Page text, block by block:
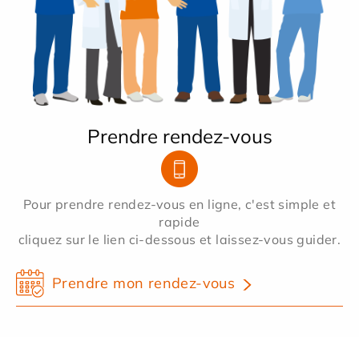
Prendre rendez-vous
Pour prendre rendez-vous en ligne, c'est simple et
rapide
cliquez sur le lien ci-dessous et laissez-vous guider.
Prendre mon rendez-vous